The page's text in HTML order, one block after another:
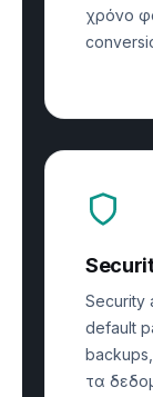
χρόνο
Security
default
τα